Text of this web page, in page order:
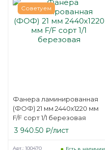
Советуем
Фанера ламинированная
(ФОФ) 21 мм 2440х1220 мм
F/F сорт 1/1 березовая
3 940.50 ₽/лист
Есть в наличии
Арт.: 100470